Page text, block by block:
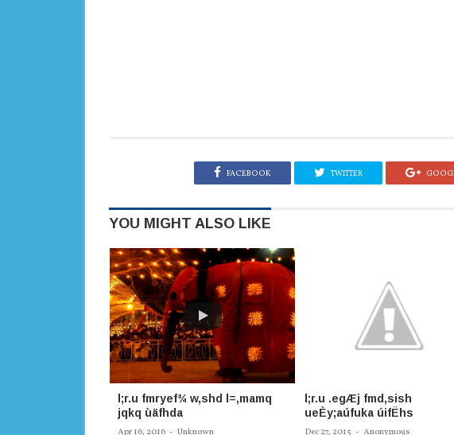
FACEBOOK TWITTER
YOU MIGHT ALSO LIKE
l;r.u fmryef¾ w,shd l=,mamq
jqkq ùäfhda
Apr 16, 2016 - Unknown
l;r.u .egÆj fmd,sish
ueÈy;aúfuka úifËhs
Dec 27, 2015 - Anonymous